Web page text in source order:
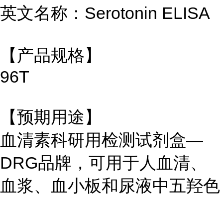
英文名称：Serotonin ELISA
【产品规格】
96T
【预期用途】
血清素科研用检测试剂盒—
DRG品牌，可用于人血清、
血浆、血小板和尿液中五羟色